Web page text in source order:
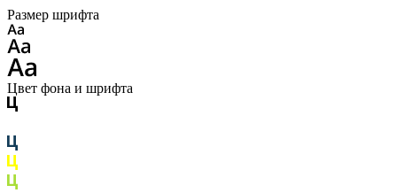
Размер шрифта
Цвет фона и шрифта